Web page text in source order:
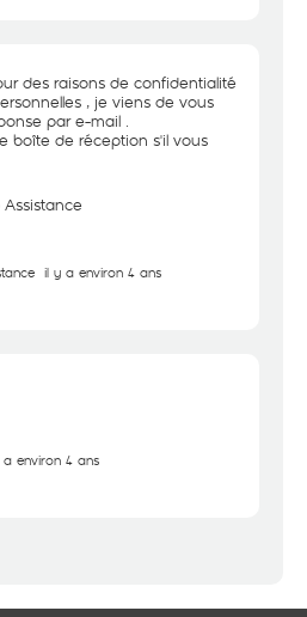
des raisons de confidentialité
, je viens de vous
par e-mail .
boîte de réception s'il vous
il y a environ 4 ans
a environ 4 ans